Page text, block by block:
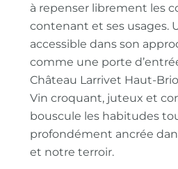
à repenser librement les
contenant et ses usages.
accessible dans son
comme une porte
Château Larrivet Haut-
Vin croquant, juteux et
bouscule les habitudes
profondément ancrée
et notre terroir.